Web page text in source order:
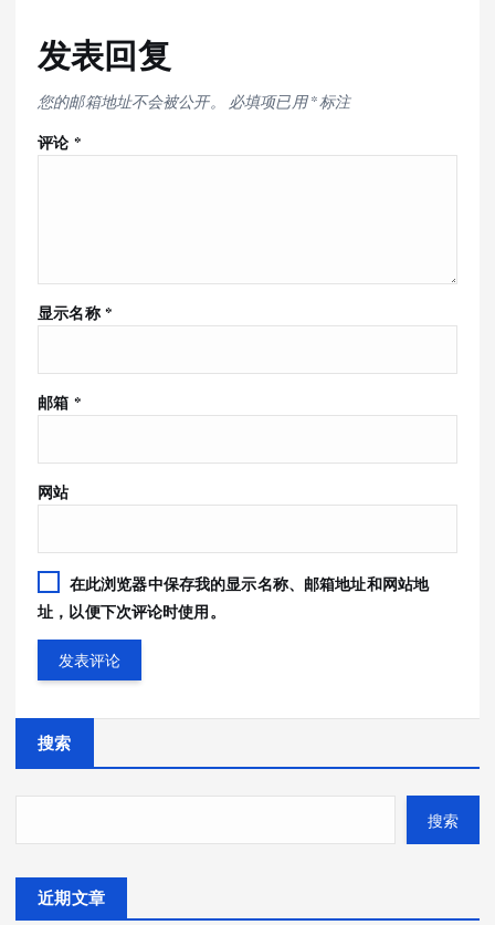
发表回复
您的邮箱地址不会被公开。 必填项已用*标注
评论 *
显示名称 *
邮箱 *
网站
在此浏览器中保存我的显示名称、邮箱地址和网站地
址，以便下次评论时使用。
搜索
搜索
近期文章